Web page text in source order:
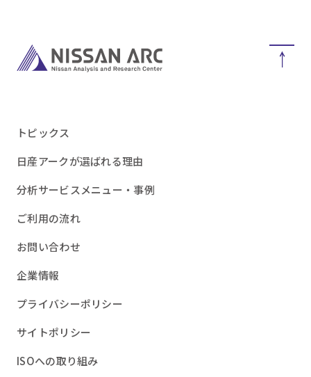
トピックス
日産アークが選ばれる理由
分析サービスメニュー・事例
ご利用の流れ
お問い合わせ
企業情報
プライバシーポリシー
サイトポリシー
ISOへの取り組み